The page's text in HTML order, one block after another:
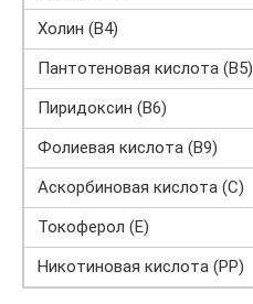
Холин (В4)
Пантотеновая кислота (В5)
Пиридоксин (В6)
Фолиевая кислота (В9)
Аскорбиновая кислота (С)
Токоферол (Е)
Никотиновая кислота (РР)